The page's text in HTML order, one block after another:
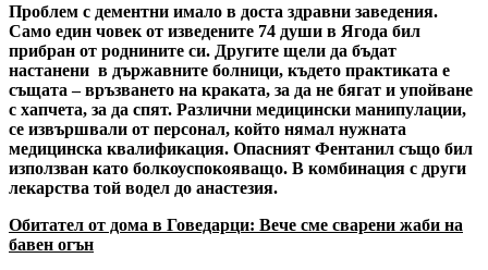
Проблем с дементни имало в доста здравни заведения.
Само един човек от изведените 74 души в Ягода бил
прибран от роднините си. Другите щели да бъдат
настанени в държавните болници, където практиката е
същата – връзването на краката, за да не бягат и упойване
с хапчета, за да спят. Различни медицински манипулации,
се извършвали от персонал, който нямал нужната
медицинска квалификация. Опасният Фентанил също бил
използван като болкоуспокояващо. В комбинация с други
лекарства той водел до анастезия.
Обитател от дома в Говедарци: Вече сме сварени жаби на
бавен огън